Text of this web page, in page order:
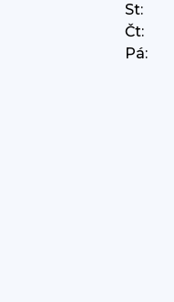
St:
Čt:
Pá: